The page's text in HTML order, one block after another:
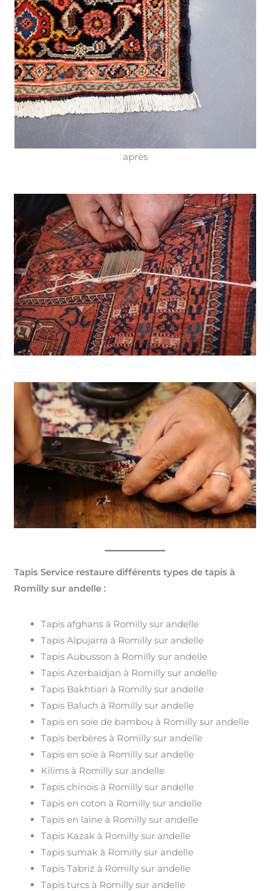
après
Tapis Service restaure différents types de tapis à
Romilly sur andelle :
Tapis afghans à Romilly sur andelle
Tapis Alpujarra à Romilly sur andelle
Tapis Aubusson à Romilly sur andelle
Tapis Azerbaïdjan à Romilly sur andelle
Tapis Bakhtiari à Romilly sur andelle
Tapis Baluch à Romilly sur andelle
Tapis en soie de bambou à Romilly sur andelle
Tapis berbères à Romilly sur andelle
Tapis en soie à Romilly sur andelle
Kilims à Romilly sur andelle
Tapis chinois à Romilly sur andelle
Tapis en coton à Romilly sur andelle
Tapis en laine à Romilly sur andelle
Tapis Kazak à Romilly sur andelle
Tapis sumak à Romilly sur andelle
Tapis Tabriz à Romilly sur andelle
Tapis turcs à Romilly sur andelle